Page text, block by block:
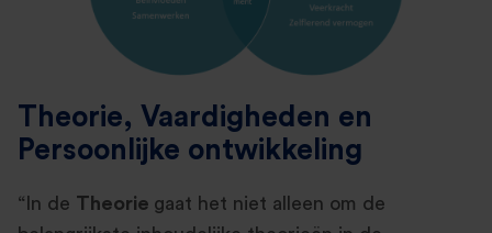
Theorie, Vaardigheden en
Persoonlijke ontwikkeling
“In de Theorie gaat het niet alleen om de